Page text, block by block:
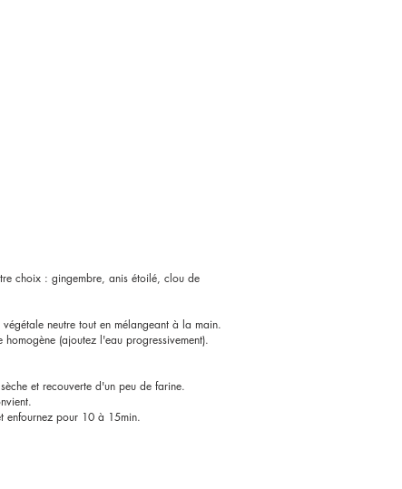
choix : gingembre, anis étoilé, clou de
neutre tout en mélangeant à la main.
(ajoutez l'eau progressivement).
et recouverte d'un peu de farine.
enfournez pour 10 à 15min.